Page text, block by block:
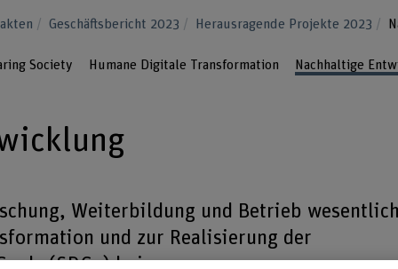
Geschäftsbericht 2023 Herausragende Projekte 2023
Society Humane Digitale Transformation Nachhaltige
Weiterbildung und Betrieb wesentlich
und zur Realisierung der